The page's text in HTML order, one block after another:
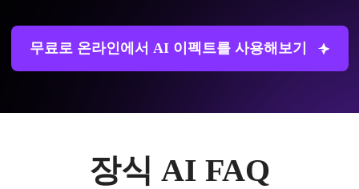
무료로 온라인에서 AI 이펙트를 사용해보기
장식 AI FAQ